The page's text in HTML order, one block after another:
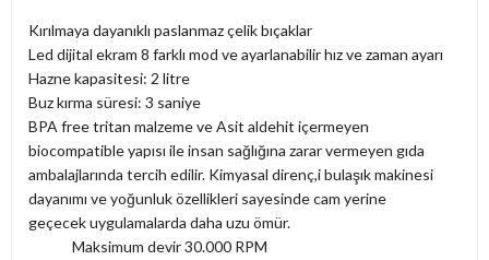
Kırılmaya dayanıklı paslanmaz çelik bıçaklar
Led dijital ekram 8 farklı mod ve ayarlanabilir hız ve zaman ayarı
Hazne kapasitesi: 2 litre
Buz kırma süresi: 3 saniye
BPA free tritan malzeme ve Asit aldehit içermeyen
biocompatible yapısı ile insan sağlığına zarar vermeyen gıda
ambalajlarında tercih edilir. Kimyasal direnç,i bulaşık makinesi
dayanımı ve yoğunluk özellikleri sayesinde cam yerine
geçecek uygulamalarda daha uzu ömür.
Maksimum devir 30.000 RPM